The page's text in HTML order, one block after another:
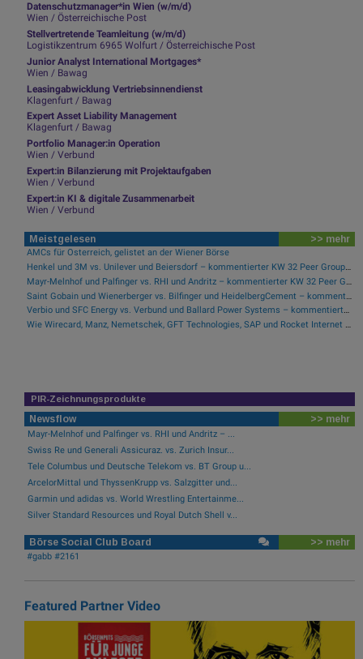
Datenschutzmanager*in Wien (w/m/d)
Wien / Österreichische Post
Stellvertretende Teamleitung (w/m/d)
Logistikzentrum 6965 Wolfurt / Österreichische Post
Junior Analyst International Mortgages*
Wien / Bawag
Leasingabwicklung Vertriebsinnendienst
Klagenfurt / Bawag
Expert Asset Liability Management
Klagenfurt / Bawag
Portfolio Manager:in Operation
Wien / Verbund
Expert:in Bilanzierung mit Projektaufgaben
Wien / Verbund
Expert:in KI & digitale Zusammenarbeit
Wien / Verbund
Meistgelesen >> mehr
AMCs für Österreich, gelistet an der Wiener Börse
Henkel und 3M vs. Unilever und Beiersdorf – kommentierter KW 32 Peer Group Watch Konsumgüter
Mayr-Melnhof und Palfinger vs. RHI und Andritz – kommentierter KW 32 Peer Group Watch Zykliker Österreich
Saint Gobain und Wienerberger vs. Bilfinger und HeidelbergCement – kommentierter KW 32 Peer Group Watch Bau & Baustoffe
Verbio und SFC Energy vs. Verbund und Ballard Power Systems – kommentierter KW 32 Peer Group Watch Energie
Wie Wirecard, Manz, Nemetschek, GFT Technologies, SAP und Rocket Internet für Gesprächsstoff sorgten
PIR-Zeichnungsprodukte
Newsflow >> mehr
Mayr-Melnhof und Palfinger vs. RHI und Andritz – ...
Swiss Re und Generali Assicuraz. vs. Zurich Insur...
Tele Columbus und Deutsche Telekom vs. BT Group u...
ArcelorMittal und ThyssenKrupp vs. Salzgitter und...
Garmin und adidas vs. World Wrestling Entertainme...
Silver Standard Resources und Royal Dutch Shell v...
Börse Social Club Board >> mehr
#gabb #2161
Featured Partner Video